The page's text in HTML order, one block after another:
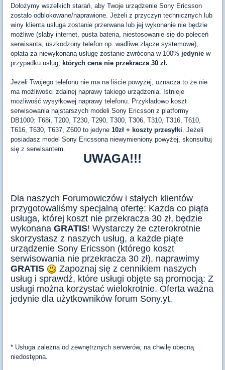
Dołożymy wszelkich starań, aby Twoje urządzenie Sony Ericsson
zostało odblokowane/naprawione. Jeżeli z przyczyn technicznych lub
winy klienta usługa zostanie przerwana lub jej wykonanie nie będzie
możliwe (słaby internet, pusta bateria, niestosowanie się do poleceń
serwisanta, uszkodzony telefon np. wadliwe złącze systemowe),
opłata za niewykonaną usługę zostanie zwrócona w 100% jedynie w
przypadku usług, których cena nie przekracza 30 zł.
Jeżeli Twojego telefonu nie ma na liście powyżej, oznacza to że nie
ma możliwości zdalnej naprawy takiego urządzenia. Istnieje
możliwość wysyłkowej naprawy telefonu. Przykładowo koszt
serwisowania najstarszych modeli Sony Ericsson z platformy
DB1000: T68i, T200, T230, T290, T300, T306, T310, T316, T610,
T616, T630, T637, Z600 to jedyne 10zł + koszty przesyłki . Jeżeli
posiadasz model Sony Ericssona niewymieniony powyżej, skonsultuj
się z serwisantem.
UWAGA!!!
Dla naszych Forumowiczów i stałych klientów
przygotowaliśmy specjalną ofertę: Każda co piąta
usługa, której koszt nie przekracza 30 zł, będzie
wykonana GRATIS! Wystarczy że czterokrotnie
skorzystasz z naszych usług, a każde piąte
urządzenie Sony Ericsson (którego koszt
serwisowania nie przekracza 30 zł), naprawimy
GRATIS
Zapoznaj się z cennikiem naszych
usług i sprawdź, które usługi objęte są promocją: Z
usługi można korzystać wielokrotnie. Oferta ważna
jedynie dla użytkowników forum Sony.yt.
* Usługa zależna od zewnętrznych serwerów, na chwilę obecną
niedostępna.